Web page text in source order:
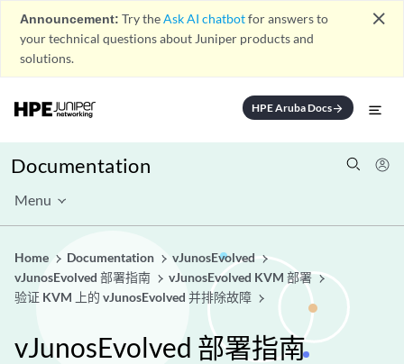
Announcement: Try theAsk AI chatbotfor answers to
your technical questions about Juniper products and
solutions.
close
HPE Aruba Docsarrow_forward
Documentation
Menu
Home Documentation
vJunosEvolved
vJunosEvolved 部署指南
vJunosEvolved KVM 部署
验证 KVM 上的 vJunosEvolved 并排除故障
vJunosEvolved 部署指南